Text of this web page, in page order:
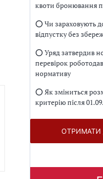
квоти бронювання
⭕️ Чи зараховують
відпустку без
⭕️ Уряд затвердив
перевірок
нормативу
⭕️ Як зміниться
критерію після
ОТРИМАТИ